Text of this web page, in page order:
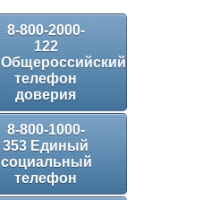
8-800-2000-
122
Общероссийский
телефон
доверия
8-800-1000-
353 Единый
социальный
телефон